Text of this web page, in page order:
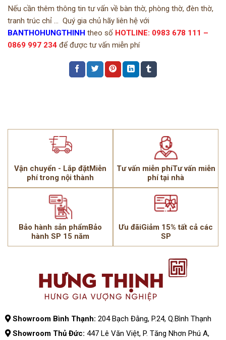
Nếu cần thêm thông tin tư vấn về bàn thờ, phòng thờ, đèn thờ,
tranh trúc chỉ … Quý gia chủ hãy liên hệ với
BANTHOHUNGTHINH theo số HOTLINE: 0983 678 111 –
0869 997 234 để được tư vấn miễn phí
Vận chuyển - Lắp đặtMiễn
phí trong nội thành
Tư vấn miễn phíTư vấn miễn
phí tại nhà
Bảo hành sản phẩmBảo
hành SP 15 năm
Ưu đãiGiảm 15% tất cả các
SP
Showroom Bình Thạnh: 204 Bạch Đằng, P.24, Q.Bình Thạnh
Showroom Thủ Đức: 447 Lê Văn Việt, P. Tăng Nhơn Phú A,